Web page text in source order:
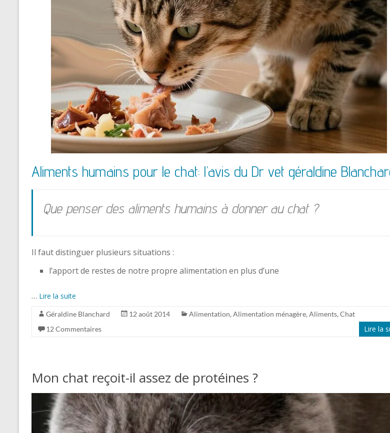
Aliments humains pour le chat: l’avis du Dr vet géraldine
Que penser des aliments humains à donner au chat ?
Il faut distinguer plusieurs situations :
l’apport de restes de notre propre alimentation en plus d’une
… Lire la suite
Géraldine Blanchard 12 août 2014 Alimentation, Alimentation ménagère, Aliments, Chat
12 Commentaires
Lire la
Mon chat reçoit-il assez de protéines ?